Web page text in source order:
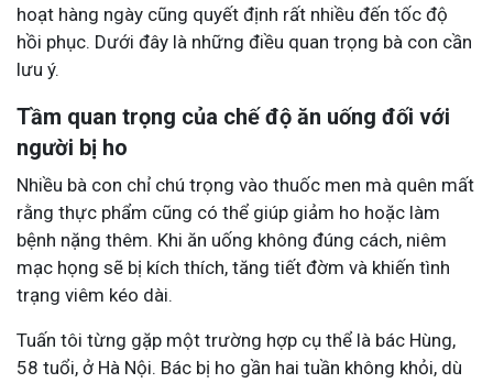
hoạt hàng ngày cũng quyết định rất nhiều đến tốc độ
hồi phục. Dưới đây là những điều quan trọng bà con cần
lưu ý.
Tầm quan trọng của chế độ ăn uống đối với
người bị ho
Nhiều bà con chỉ chú trọng vào thuốc men mà quên mất
rằng thực phẩm cũng có thể giúp giảm ho hoặc làm
bệnh nặng thêm. Khi ăn uống không đúng cách, niêm
mạc họng sẽ bị kích thích, tăng tiết đờm và khiến tình
trạng viêm kéo dài.
Tuấn tôi từng gặp một trường hợp cụ thể là bác Hùng,
58 tuổi, ở Hà Nội. Bác bị ho gần hai tuần không khỏi, dù